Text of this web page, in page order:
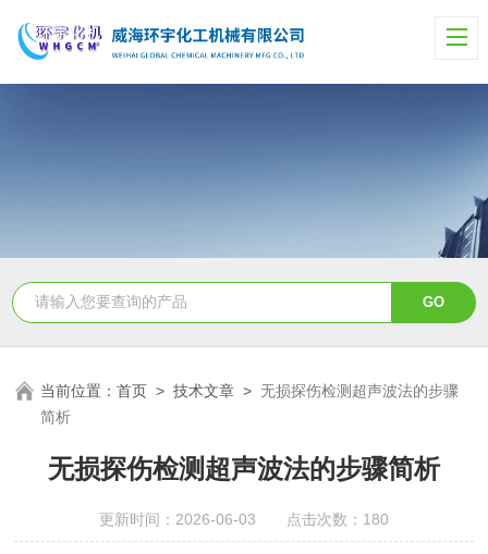
当前位置：首页 >技术文章 >无损探伤检测超声波法的步骤
简析
无损探伤检测超声波法的步骤简析
更新时间：2026-06-03 点击次数：180